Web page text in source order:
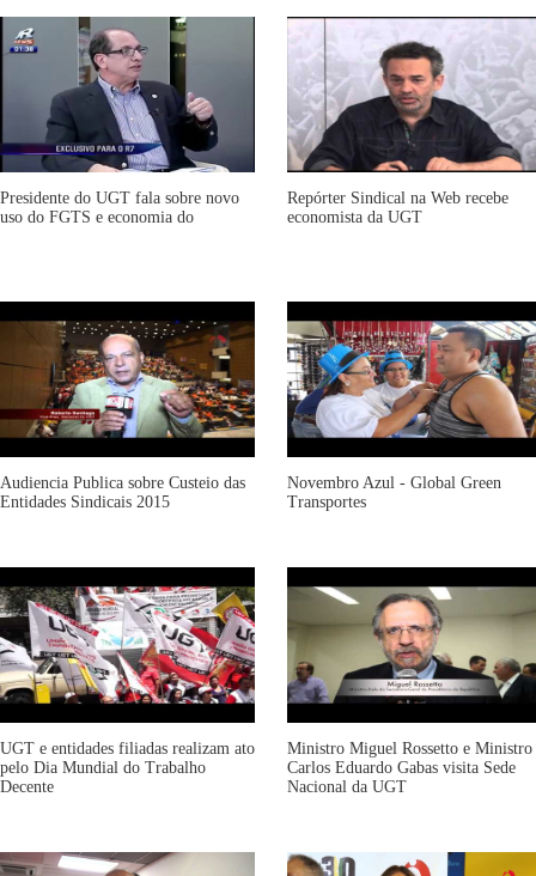
Presidente do UGT fala sobre novo
uso do FGTS e economia do
Repórter Sindical na Web recebe
economista da UGT
Audiencia Publica sobre Custeio das
Entidades Sindicais 2015
Novembro Azul - Global Green
Transportes
UGT e entidades filiadas realizam ato
pelo Dia Mundial do Trabalho
Decente
Ministro Miguel Rossetto e Ministro
Carlos Eduardo Gabas visita Sede
Nacional da UGT